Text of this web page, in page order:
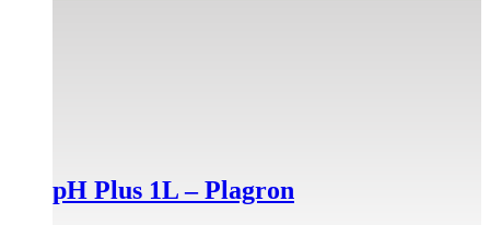
pH Plus 1L – Plagron